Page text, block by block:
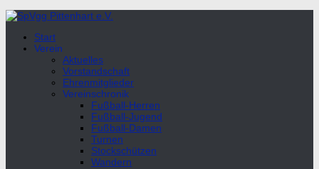
Unter
Inhalt
Start
Verein
Aktuelles
Vorstandschaft
Ehrenmitglieder
Vereinschronik
Fußball-Herren
Fußball-Jugend
Fußball-Damen
Turnen
Stockschützen
Wandern